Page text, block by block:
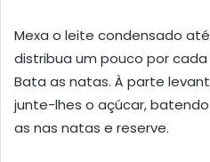
Mexa o leite condensado
distribua um pouco por
Bata as natas. À parte
junte-lhes o açúcar,
as nas natas e reserve.